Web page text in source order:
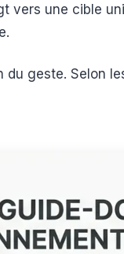
vers une cible
du geste. Selon